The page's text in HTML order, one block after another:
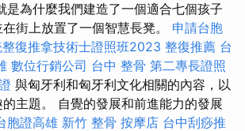
是為什麼我們建造了一個適合七個孩子
街上放置了一個智慧長凳。 申請台胞
復推拿技術士證照班2023 整復推薦 台
數位行銷公司 台中 整骨 第二專長證照
與匈牙利和匈牙利文化相關的內容，以
主題。 自覺的發展和前進能力的發展
胞證高雄 新竹 整骨 按摩店 台中刮痧推